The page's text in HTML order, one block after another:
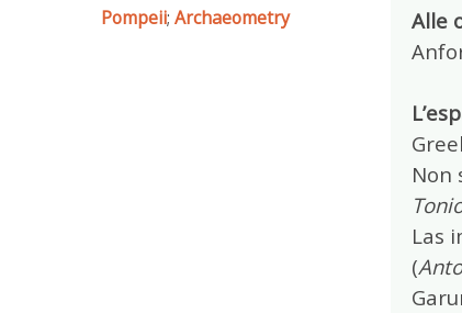
Pompeii; Archaeometry
Alle
Non
Las
(